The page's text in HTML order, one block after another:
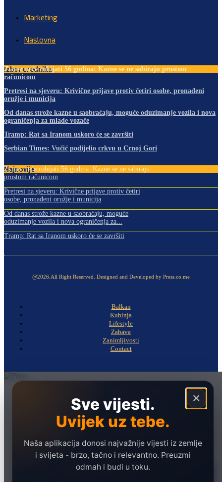
Marketing
Naslovna
Izbor urednika
Zvicer neće robijati 56 godina: Kazne se ne sabiraju prostom
računicom
Pretresi na sjeveru: Krivične prijave protiv četiri osobe, pronađeni
oružje i municija
Od danas strože kazne u saobraćaju, moguće oduzimanje vozila i nova
ograničenja za mlade vozače
Tramp: Rat sa Iranom uskoro će se završiti
Serbian Times: Vučić podijelio crkvu u Crnoj Gori
Najnovije
Zvicer neće robijati 56 godina: Kazne se ne sabiraju
prostom računicom
Pretresi na sjeveru: Krivične prijave protiv četiri
osobe, pronađeni oružje i municija
Od danas strože kazne u saobraćaju, moguće
oduzimanje vozila i nova ograničenja za...
Tramp: Rat sa Iranom uskoro će se završiti
@2026.All Right Reserved. Designed and Developed by Press.co.me
Balkan
Kuhinja
Lifestyle
Zabava
Zanimljivosti
Contact
×
Sve vijesti.
Uvijek uz tebe.
Naša aplikacija donosi najvažnije vijesti iz zemlje
i svijeta - brzo, tačno i relevantno. Preuzmi
odmah i budi u toku.
Ekonomija